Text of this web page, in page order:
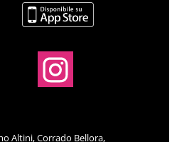
Altini, Corrado Bellora,